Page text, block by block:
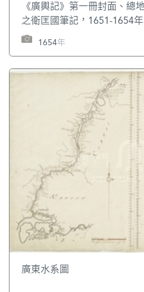
《廣輿記》第一冊封面、總
之衛匡國筆記，1651-1654年
1654年
廣東水系圖